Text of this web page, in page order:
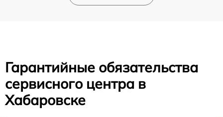
Гарантийные обязательства
сервисного центра в
Хабаровске